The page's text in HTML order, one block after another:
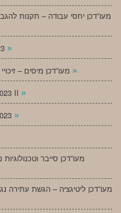
מעו”דכן יחסי עבודה – תקנות
»
»
II »
»
מעו”דכן סייבר
מעו”דכן ליטיגציה – הגשת